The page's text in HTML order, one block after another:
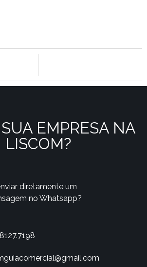
EMPRESA NA
LISCOM?
diretamente um
no Whatsapp?